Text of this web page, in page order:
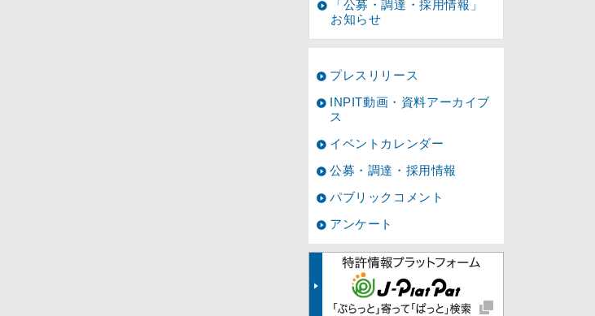
「公募・調達・採用情報」
お知らせ
プレスリリース
INPIT動画・資料アーカイブ
ス
イベントカレンダー
公募・調達・採用情報
パブリックコメント
アンケート